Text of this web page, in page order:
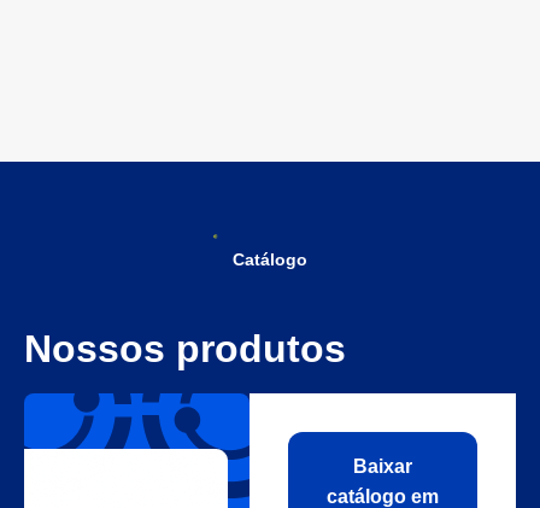
Catálogo
Nossos produtos
Baixar
catálogo em